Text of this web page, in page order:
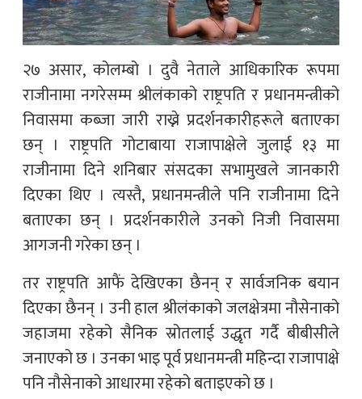
२७ असार, कोलम्बो । दुवै नेताले आधिकारिक रूपमा
राजीनामा नगरेसम्म श्रीलंकाको राष्ट्रपति र प्रधानमन्त्रीको
निवासमा कब्जा जारी राख्ने प्रदर्शनकारीहरूले बताएका
छन् । राष्ट्रपति गोटाबाया राजापाक्षेले जुलाई १३ मा
राजीनामा दिने शनिबार संसदका सभामुखले जानकारी
दिएका थिए । त्यस्तै, प्रधानमन्त्रीले पनि राजीनामा दिने
बताएका छन् । प्रदर्शनकारीले उनको निजी निवासमा
आगजनी गरेका छन् ।
तर राष्ट्रपति आफैं देखिएका छैनन् र सार्वजनिक बयान
दिएका छैनन् । उनी हाल श्रीलंकाको जलक्षेत्रमा नौसेनाको
जहाजमा रहेको सैनिक स्रोतलाई उद्धृत गर्दै बीबीसीले
जनाएको छ । उनका भाइ पूर्व प्रधानमन्त्री महिन्दा राजापाक्षे
पनि नौसेनाको आधारमा रहेको बताइएको छ ।